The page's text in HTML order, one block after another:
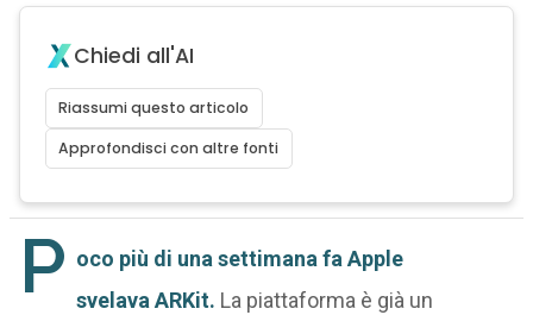
Chiedi all'AI
Riassumi questo articolo
Approfondisci con altre fonti
P oco più di una settimana fa Apple
svelava ARKit. La piattaforma è già un